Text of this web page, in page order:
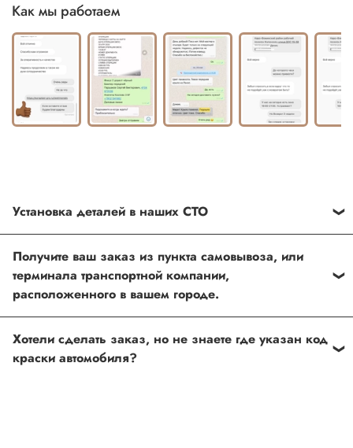
Как мы работаем
Установка деталей в наших СТО
можно установить в любом из наших установочных
центров по Москве
Получите ваш заказ из пункта самовывоза, или
терминала транспортной компании,
расположенного в вашем городе.
нашим менеджером
Хотели сделать заказ, но не знаете где указан код
краски автомобиля?